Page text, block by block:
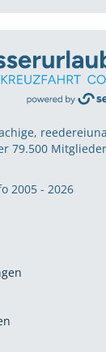
79.500
2005 - 2026